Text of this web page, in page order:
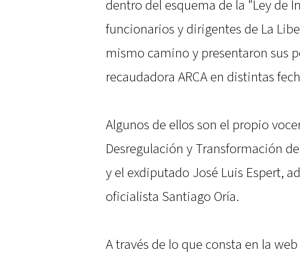
dentro del esquema de la "Ley de
funcionarios y dirigentes de La
mismo camino y presentaron sus
recaudadora ARCA en distintas
Algunos de ellos son el propio
Desregulación y Transformación
y el exdiputado José Luis Espert,
oficialista Santiago Oría.
A través de lo que consta en la